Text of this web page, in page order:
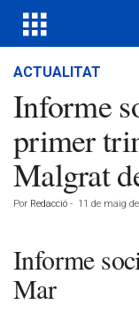
ACTUALITAT
Informe
primer
Malgrat
Por Redacció - 11 de maig
Informe
Mar